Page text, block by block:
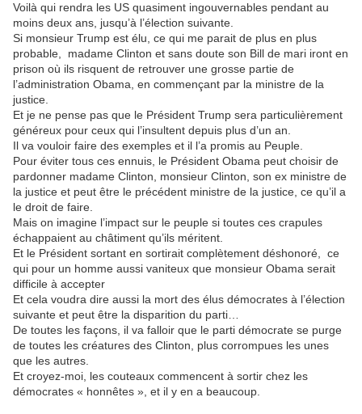
Voilà qui rendra les US quasiment ingouvernables pendant au
moins deux ans, jusqu’à l’élection suivante.
Si monsieur Trump est élu, ce qui me parait de plus en plus
probable, madame Clinton et sans doute son Bill de mari iront en
prison où ils risquent de retrouver une grosse partie de
l’administration Obama, en commençant par la ministre de la
justice.
Et je ne pense pas que le Président Trump sera particulièrement
généreux pour ceux qui l’insultent depuis plus d’un an.
Il va vouloir faire des exemples et il l’a promis au Peuple.
Pour éviter tous ces ennuis, le Président Obama peut choisir de
pardonner madame Clinton, monsieur Clinton, son ex ministre de
la justice et peut être le précédent ministre de la justice, ce qu’il a
le droit de faire.
Mais on imagine l’impact sur le peuple si toutes ces crapules
échappaient au châtiment qu’ils méritent.
Et le Président sortant en sortirait complètement déshonoré, ce
qui pour un homme aussi vaniteux que monsieur Obama serait
difficile à accepter
Et cela voudra dire aussi la mort des élus démocrates à l’élection
suivante et peut être la disparition du parti…
De toutes les façons, il va falloir que le parti démocrate se purge
de toutes les créatures des Clinton, plus corrompues les unes
que les autres.
Et croyez-moi, les couteaux commencent à sortir chez les
démocrates « honnêtes », et il y en a beaucoup.